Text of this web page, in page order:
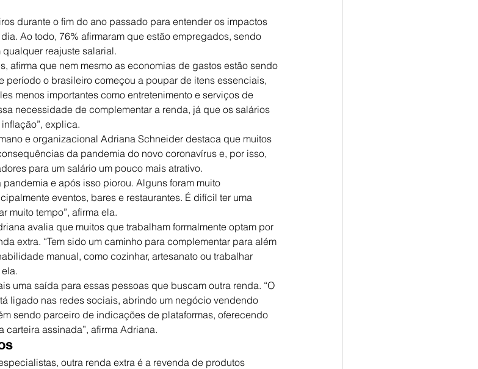
durante o fim do ano passado para entender os impactos
Ao todo, 76% afirmaram que estão empregados, sendo
reajuste salarial.
afirma que nem mesmo as economias de gastos estão sendo
período o brasileiro começou a poupar de itens essenciais,
menos importantes como entretenimento e serviços de
necessidade de complementar a renda, já que os salários
explica.
e organizacional Adriana Schneider destaca que muitos
da pandemia do novo coronavírus e, por isso,
para um salário um pouco mais atrativo.
e após isso piorou. Alguns foram muito
eventos, bares e restaurantes. É difícil ter uma
muito tempo”, afirma ela.
avalia que muitos que trabalham formalmente optam por
extra. “Tem sido um caminho para complementar para além
manual, como cozinhar, artesanato ou trabalhar
uma saída para essas pessoas que buscam outra renda. “O
ligado nas redes sociais, abrindo um negócio vendendo
sendo parceiro de indicações de plataformas, oferecendo
assinada”, afirma Adriana.
outra renda extra é a revenda de produtos